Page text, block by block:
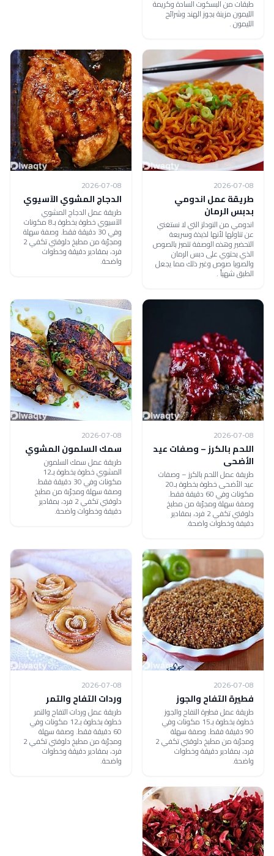
طبقات من البسكوت السادة وكريمة
الليمون مزينة بجوز الهند وشرائح
الليمون .
2026-07-08
طريقة عمل اندومي
بدبس الرمان
اندومي من النودلز التي لا نستغني
عن تناولها لأنها لذيذة وسريعة
التحضير وهذه الوصفة تتميز بالصوص
الذي يحتوي على دبس الرمان
والصويا صوص وغير ذلك مما يجعل
الطبق شهياً .
2026-07-08
الدجاج المشوي الآسيوي
طريقة عمل الدجاج المشوي
الآسيوي خطوة بخطوة بـ8 مكونات
وفي 30 دقيقة فقط. وصفة سهلة
ومجرّبة من مطبخ دلوقتي تكفي 2
فرد، بمقادير دقيقة وخطوات
واضحة.
2026-07-08
اللحم بالكرز – وصفات عيد
الأضحى
طريقة عمل اللحم بالكرز – وصفات
عيد الأضحى خطوة بخطوة بـ20
مكونات وفي 60 دقيقة فقط.
وصفة سهلة ومجرّبة من مطبخ
دلوقتي تكفي 2 فرد، بمقادير
دقيقة وخطوات واضحة.
2026-07-08
سمك السلمون المشوي
طريقة عمل سمك السلمون
المشوي خطوة بخطوة بـ12
مكونات وفي 30 دقيقة فقط.
وصفة سهلة ومجرّبة من مطبخ
دلوقتي تكفي 2 فرد، بمقادير
دقيقة وخطوات واضحة.
2026-07-08
فطيرة التفاح والجوز
طريقة عمل فطيرة التفاح والجوز
خطوة بخطوة بـ15 مكونات وفي
90 دقيقة فقط. وصفة سهلة
ومجرّبة من مطبخ دلوقتي تكفي 2
فرد، بمقادير دقيقة وخطوات
واضحة.
2026-07-08
وردات التفاح والتمر
طريقة عمل وردات التفاح والتمر
خطوة بخطوة بـ12 مكونات وفي
60 دقيقة فقط. وصفة سهلة
ومجرّبة من مطبخ دلوقتي تكفي 2
فرد، بمقادير دقيقة وخطوات
واضحة.